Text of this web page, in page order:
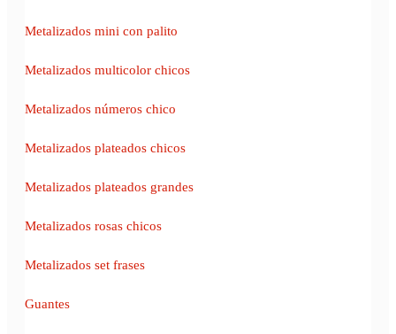
Metalizados mini con palito
Metalizados multicolor chicos
Metalizados números chico
Metalizados plateados chicos
Metalizados plateados grandes
Metalizados rosas chicos
Metalizados set frases
Guantes